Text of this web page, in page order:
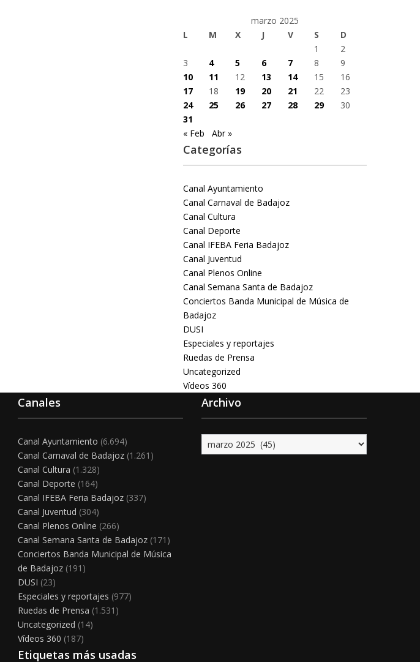
marzo 2025
L
M X J V S
D
1
2
3
4 5 6 7 8
9
10
11 12 13 14 15
16
17
18 19 20 21 22
23
24
25 26 27 28 29
30
31
« Feb
Abr »
Categorías
Canal Ayuntamiento
Canal Carnaval de Badajoz
Canal Cultura
Canal Deporte
Canal IFEBA Feria Badajoz
Canal Juventud
Canal Plenos Online
Canal Semana Santa de Badajoz
Conciertos Banda Municipal de Música de
Badajoz
DUSI
Especiales y reportajes
Ruedas de Prensa
Uncategorized
Vídeos 360
Canales
Canal Ayuntamiento (6.694)
Canal Carnaval de Badajoz (1.261)
Canal Cultura (1.328)
Canal Deporte (164)
Canal IFEBA Feria Badajoz (337)
Canal Juventud (304)
Canal Plenos Online (266)
Canal Semana Santa de Badajoz (171)
Conciertos Banda Municipal de Música
de Badajoz (191)
DUSI (23)
Especiales y reportajes (977)
Ruedas de Prensa (1.531)
Uncategorized (14)
Vídeos 360 (187)
Etiquetas más usadas
Archivo
Archivo